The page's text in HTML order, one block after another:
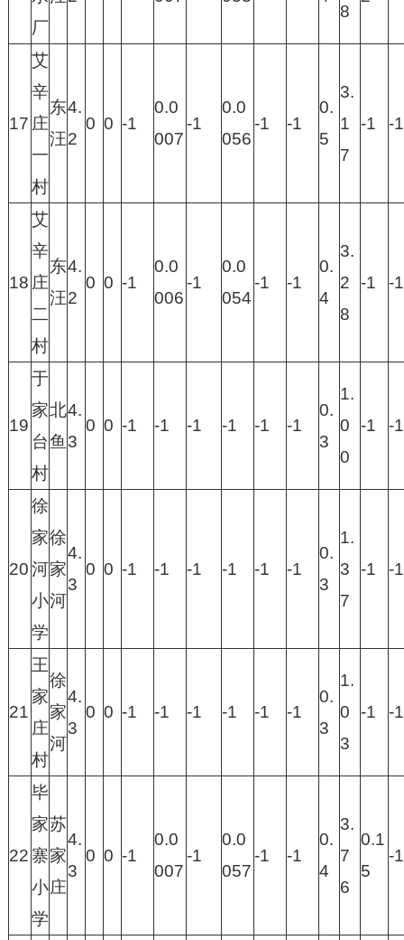
厂
8
17
艾
辛
庄
一
村
东
汪
4.
2
0 0 -1
0.0
007
-1
0.0
056
-1 -1
0.
5
3.
1
7
-1 -1
18
艾
辛
庄
二
村
东
汪
4.
2
0 0 -1
0.0
006
-1
0.0
054
-1 -1
0.
4
3.
2
8
-1 -1
19
于
家
台
村
北
鱼
4.
3
0 0 -1 -1 -1 -1 -1 -1
0.
3
1.
0
0
-1 -1
20
徐
家
河
小
学
徐
家
河
4.
3
0 0 -1 -1 -1 -1 -1 -1
0.
3
1.
3
7
-1 -1
21
王
家
庄
村
徐
家
河
4.
3
0 0 -1 -1 -1 -1 -1 -1
0.
3
1.
0
3
-1 -1
22
毕
家
寨
小
学
苏
家
庄
4.
3
0 0 -1
0.0
007
-1
0.0
057
-1 -1
0.
4
3.
7
6
0.1
5
-1